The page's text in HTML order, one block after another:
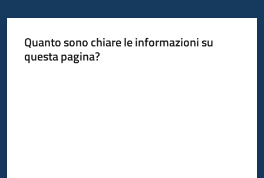
Quanto sono chiare le informazioni su
questa pagina?